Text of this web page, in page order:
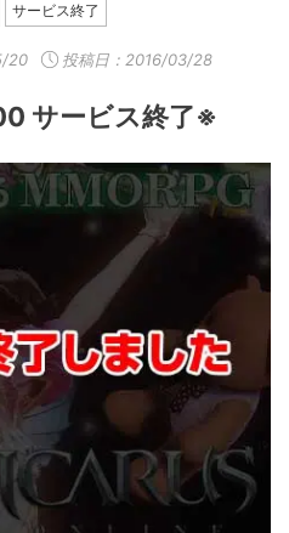
サービス終了
20 投稿日：2016/03/28
サービス終了※